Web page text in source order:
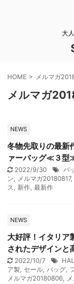
大
HOME > メルマガ
メルマガ
NEWS
冬物先取りの最新
ァーバッグ≪３型
2022/9/30 バ
ン, メルマガ20180817,
ス, 新作, 最新作
NEWS
大好評！イタリア
されたデザインと
2022/10/7
ア製, セール, バッグ,
メルマガ20180806,